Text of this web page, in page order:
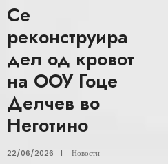
Се
реконструира
дел од кровот
на ООУ Гоце
Делчев во
Неготино
22/06/2026 | Новости